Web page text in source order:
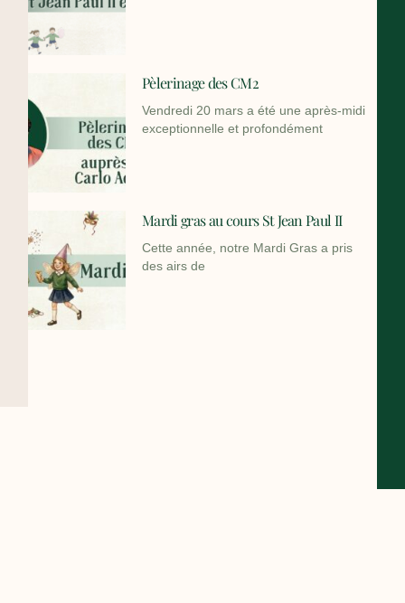
Pèlerinage des CM2
Vendredi 20 mars a été une après-midi
exceptionnelle et profondément
Mardi gras au cours St Jean Paul II
Cette année, notre Mardi Gras a pris
des airs de